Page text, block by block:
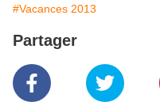
#Vacances 2013
Partager